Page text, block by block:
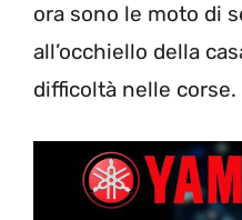
ora sono le moto di
all’occhiello della
difficoltà nelle corse.